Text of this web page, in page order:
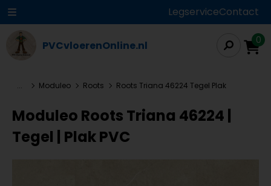
LegserviceContact
PVCvloerenOnline.nl 0
... Moduleo Roots Roots Triana 46224 Tegel Plak
Moduleo Roots Triana 46224 |
Tegel | Plak PVC